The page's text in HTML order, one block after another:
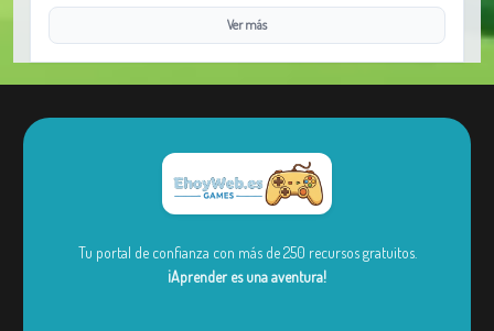
Ver más
Tu portal de confianza con más de 250 recursos gratuitos.
¡Aprender es una aventura!